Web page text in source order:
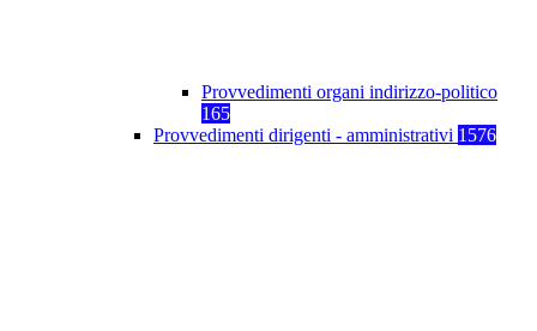
Provvedimenti organi indirizzo-politico
165
Provvedimenti dirigenti - amministrativi 1576